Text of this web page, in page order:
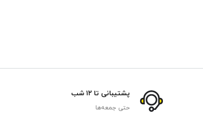
پشتیبانی تا ۱۲ شب
حتی جمعه‌ها